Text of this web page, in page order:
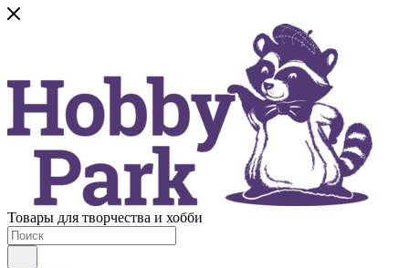
Товары для творчества и хобби